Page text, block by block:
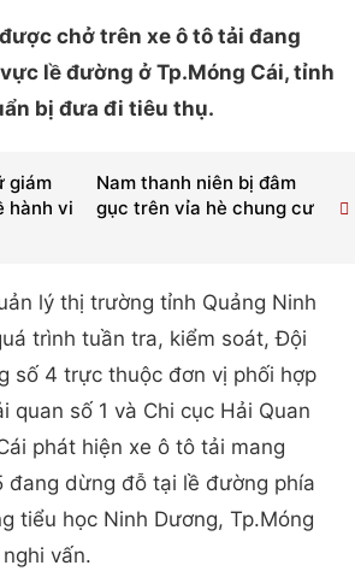
chở trên xe ô tô tải đang
lề đường ở Tp.Móng Cái, tỉnh
bị đưa đi tiêu thụ.
Nam thanh niên bị đâm
gục trên vỉa hè chung cư
giám
hành vi
lý thị trường tỉnh Quảng Ninh
trình tuần tra, kiểm soát, Đội
số 4 trực thuộc đơn vị phối hợp
quan số 1 và Chi cục Hải Quan
phát hiện xe ô tô tải mang
đang dừng đỗ tại lề đường phía
tiểu học Ninh Dương, Tp.Móng
vấn.